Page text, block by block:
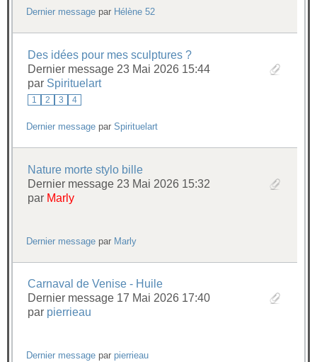
Dernier message par Hélène 52
Des idées pour mes sculptures ?
Dernier message 23 Mai 2026 15:44
par Spirituelart
1 2 3 4
Dernier message parSpirituelart
Nature morte stylo bille
Dernier message 23 Mai 2026 15:32
par Marly
Dernier message par Marly
Carnaval de Venise - Huile
Dernier message 17 Mai 2026 17:40
par pierrieau
Dernier message parpierrieau